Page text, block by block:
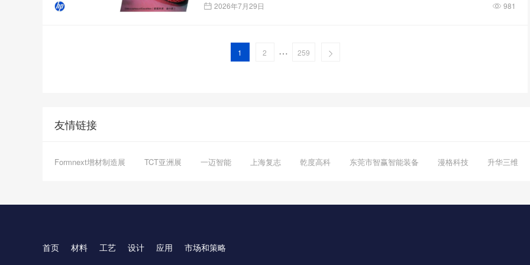
2026年7月29日 981
1 2 … 259
友情链接
Formnext增材制造展 TCT亚洲展 一迈智能 上海复志 乾度高科 东莞市智赢智能装备 漫格科技 升华三维
首页 材料 工艺 设计 应用
市场和策略